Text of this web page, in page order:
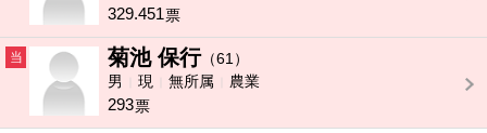
329.451票
当 菊池 保行（61）
男
現 無所属 農業
293票